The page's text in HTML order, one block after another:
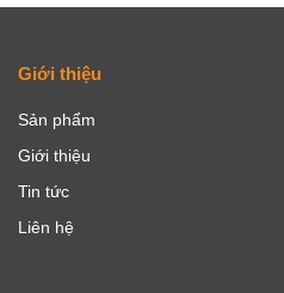
Giới thiệu
Sản phẩm
Giới thiệu
Tin tức
Liên hệ